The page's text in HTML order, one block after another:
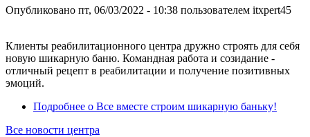
Опубликовано пт, 06/03/2022 - 10:38 пользователем itxpert45
Клиенты реабилитационного центра дружно строять для себя
новую шикарную баню. Командная работа и созидание -
отличный рецепт в реабилитации и получение позитивных
эмоций.
Подробнее о Все вместе строим шикарную баньку!
Все новости центра